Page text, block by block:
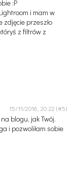
:P
i mam w
zdjęcie przeszło
z filtrów z
15/11/2016, 20:22
blogu, jak Twój.
i pozwoliłam sobie